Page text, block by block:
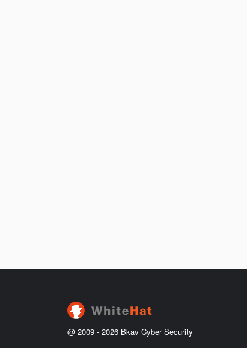
@ 2009 - 2026 Bkav Cyber Security